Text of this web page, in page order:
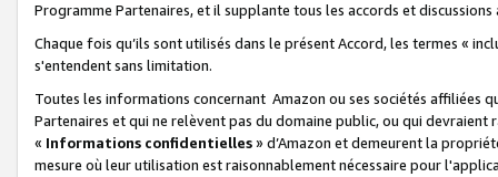
Programme Partenaires, et il supplante tous les accords et discussions
Chaque fois qu’ils sont utilisés dans le présent Accord, les termes «
s'entendent sans limitation.
Toutes les informations concernant Amazon ou ses sociétés affiliées
Partenaires et qui ne relèvent pas du domaine public, ou qui
« Informations confidentielles» d’Amazon et demeurent la
mesure où leur utilisation est raisonnablement nécessaire pour